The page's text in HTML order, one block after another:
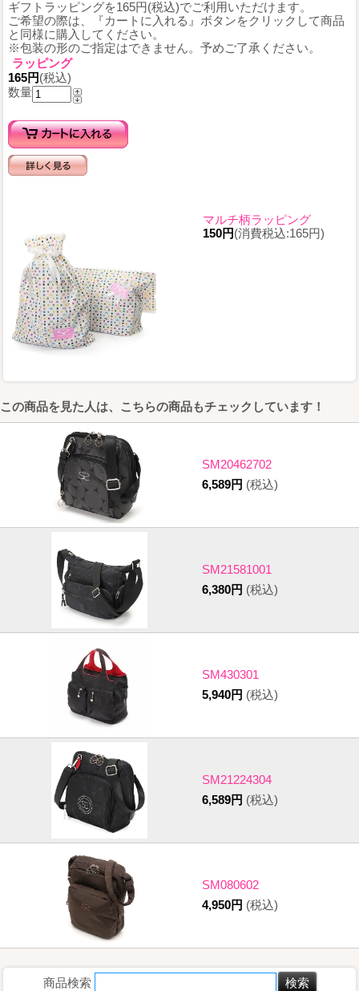
ギフトラッピングを165円(税込)でご利用いただけます。
ご希望の際は、『カートに入れる』ボタンをクリックして商品
と同様に購入してください。
※包装の形のご指定はできません。予めご了承ください。
ラッピング
165円(税込)
数量
マルチ柄ラッピング
150円(消費税込:165円)
この商品を見た人は、こちらの商品もチェックしています！
SM20462702
6,589円 (税込)
SM21581001
6,380円 (税込)
SM430301
5,940円 (税込)
SM21224304
6,589円 (税込)
SM080602
4,950円 (税込)
商品検索